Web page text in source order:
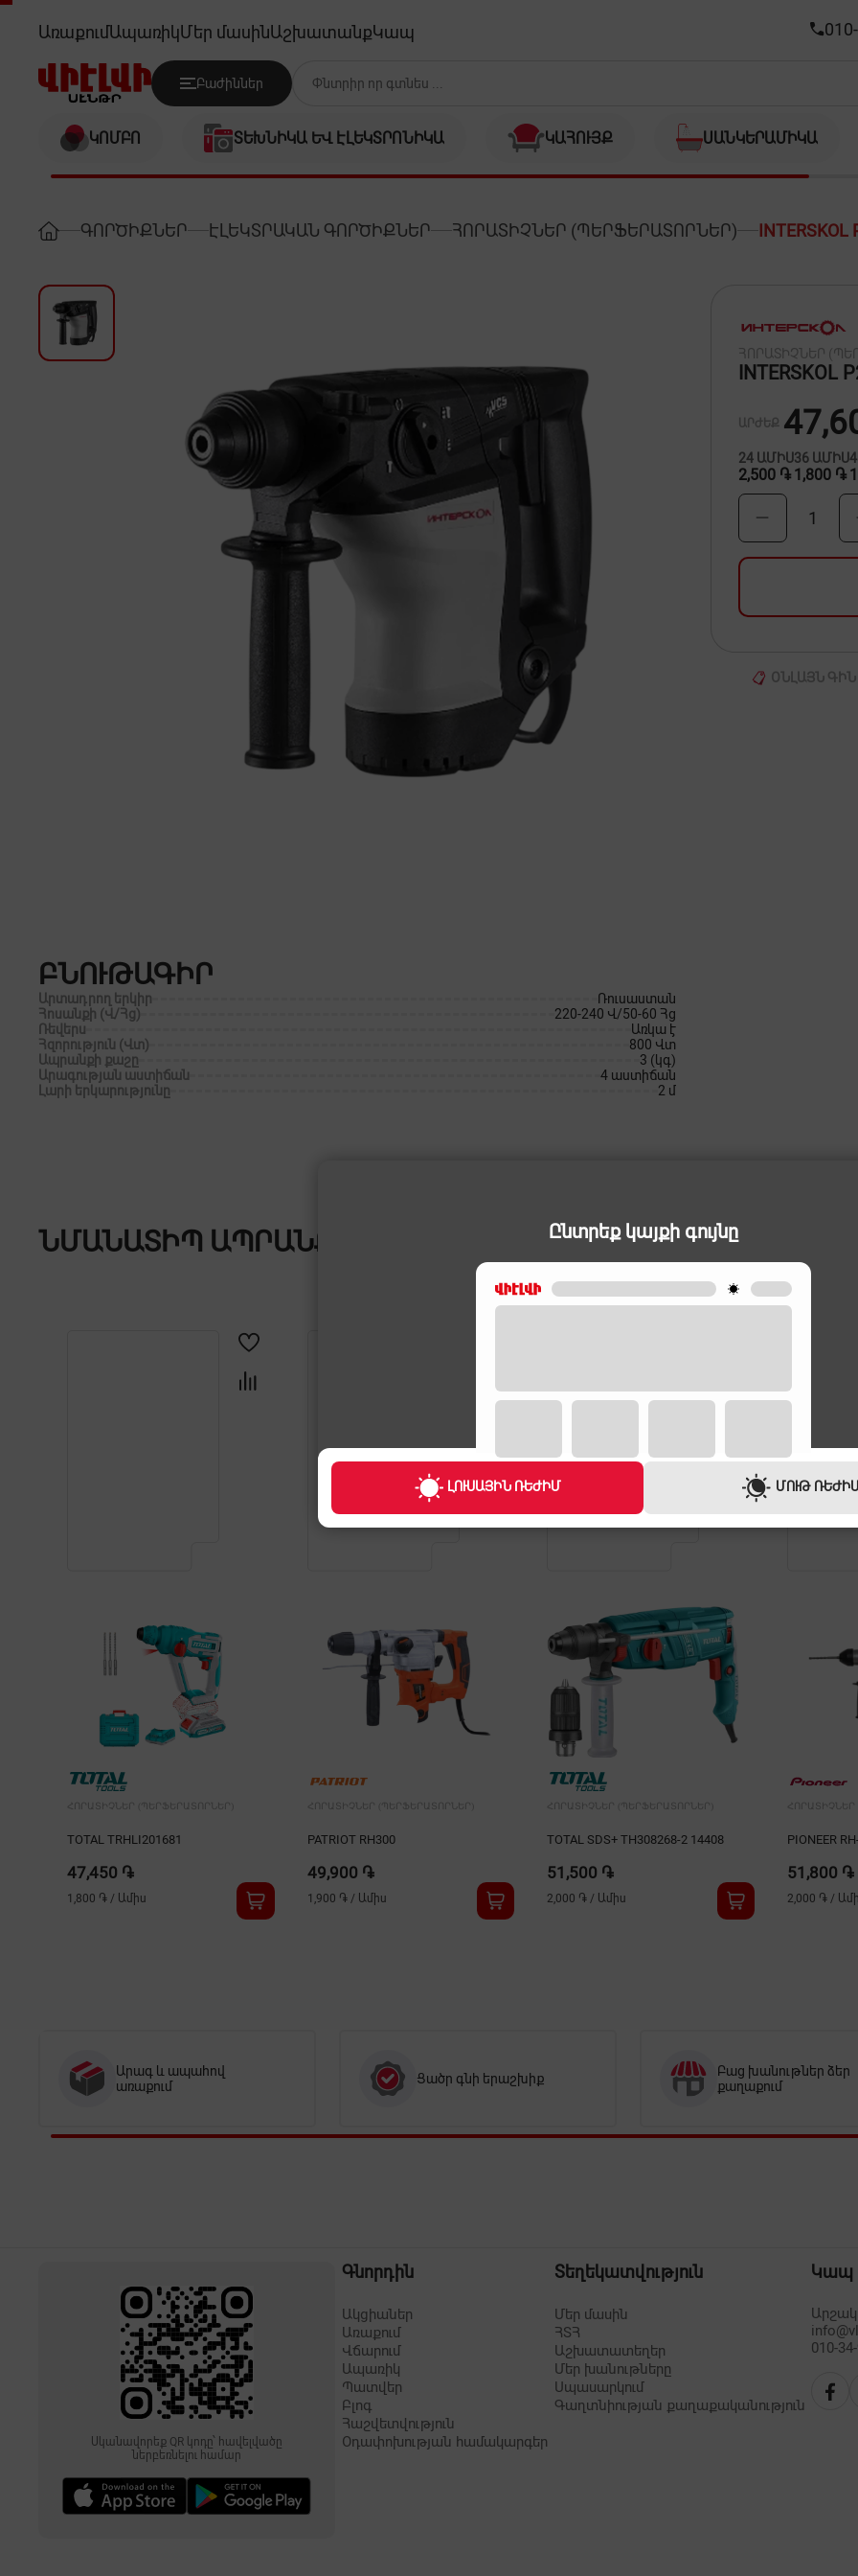
INTERSKOL P28/800EV
Ընտրեք կայքի գույնը
ԼՈՒՍԱՅԻՆ ՌԵԺԻՄ ՄՈՒԹ
ԱռաքումԱպառիկՄեր մասինԱշխատանքԿապ
Բաժիններ
ԿՈՄԲՈ ՏԵԽՆԻԿԱ ԵՎ ԷԼԵԿՏՐՈՆԻԿԱ ԿԱՀՈՒՅՔ ՍԱՆԿԵՐԱՄԻԿԱ
ԳՈՐԾԻՔՆԵՐ ԷԼԵԿՏՐԱԿԱՆ ԳՈՐԾԻՔՆԵՐ ՀՈՐԱՏԻՉՆԵՐ (ՊԵՐՖԵՐԱՏՈՐՆԵՐ)
ՀՈՐԱՏԻՉՆԵՐ
INTERSKOL
ԱՐԺԵՔ
24 ԱՄԻՍ
2,500 ֏
36 ԱՄԻՍ
1,800 ֏
1
ՕՆԼԱՅՆ ԳԻՆ
ԲՆՈՒԹԱԳԻՐ
Արտադրող երկիր
Ռուսաստան
Հոսանքի (Վ/Հց)
220-240 Վ/50-60 Հց
Ռեվերս
Առկա է
Հզորություն (Վտ)
800 Վտ
Ապրանքի քաշը
3 (կգ)
Արագության աստիճան
4 աստիճան
Լարի երկարությունը
2 մ
ՆՄԱՆԱՏԻՊ ԱՊՐԱՆՔՆԵՐ
ՀՈՐԱՏԻՉՆԵՐ (ՊԵՐՖԵՐԱՏՈՐՆԵՐ)
TOTAL TRHLI201681
47,450 ֏
1,800 ֏ / Ամիս
ՀՈՐԱՏԻՉՆԵՐ (ՊԵՐՖԵՐԱՏՈՐՆԵՐ)
PATRIOT RH300
49,900 ֏
1,900 ֏ / Ամիս
ՀՈՐԱՏԻՉՆԵՐ (ՊԵՐՖԵՐԱՏՈՐՆԵՐ)
TOTAL SDS+ TH308268-2 14408
51,500 ֏
2,000 ֏ / Ամիս
ՀՈՐԱՏԻՉՆԵՐ
PIONEER
51,800 ֏
2,000 ֏ /
Արագ և ապահով
առաքում
Ցածր գնի երաշխիք
Բաց խանութներ ձեր
քաղաքում
Սկանավորեք QR կոդը՝ հավելվածը
ներբեռնելու համար
Գնորդին
Ակցիաներ
Առաքում
Վճարում
Ապառիկ
Պատվեր
Բլոգ
Հաշվետվություն
Օդափոխության համակարգեր
Տեղեկատվություն
Մեր մասին
ՀՏՀ
Աշխատատեղեր
Մեր խանութները
Սպասարկում
Գաղտնիության քաղաքականություն
Կապ
010-